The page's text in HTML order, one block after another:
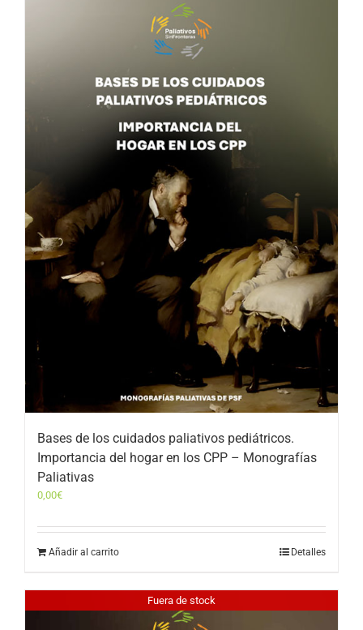
Bases de los cuidados paliativos pediátricos.
Importancia del hogar en los CPP – Monografías
Paliativas
0,00€
Añadir al carrito Detalles
Fuera de stock